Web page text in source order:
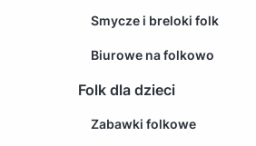
Smycze i breloki folk
Biurowe na folkowo
Folk dla dzieci
Zabawki folkowe